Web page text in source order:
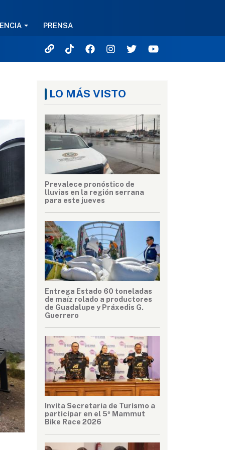
PRENSA
LO MÁS VISTO
Prevalece pronóstico de
lluvias en la región serrana
para este jueves
Entrega Estado 60 toneladas
de maíz rolado a productores
de Guadalupe y Práxedis G.
Guerrero
Invita Secretaría de Turismo a
participar en el 5º Mammut
Bike Race 2026